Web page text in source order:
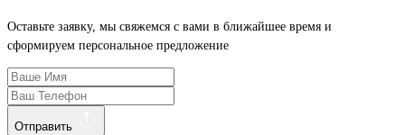
Оставьте заявку, мы свяжемся с вами в ближайшее время и
сформируем персональное предложение
Отправить